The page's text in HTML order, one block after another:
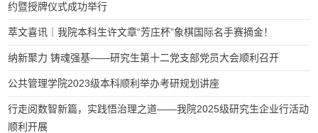
约暨授牌仪式成功举行
萃文喜讯｜我院本科生许文章“芳庄杯”象棋国际名手赛摘金！
纳新聚力 铸魂强基——研究生第十二党支部党员大会顺利召开
公共管理学院2023级本科顺利举办考研规划讲座
行走阅数智新篇，实践悟治理之道——我院2025级研究生企业行活动
顺利开展